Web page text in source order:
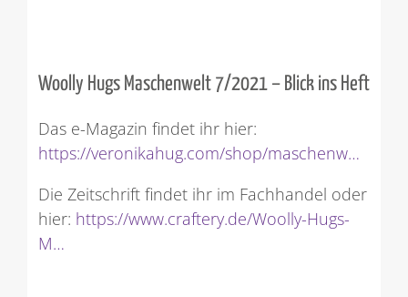
Woolly Hugs Maschenwelt 7/2021 – Blick ins Heft
Das e-Magazin findet ihr hier:
https://veronikahug.com/shop/maschenw…
Die Zeitschrift findet ihr im Fachhandel oder
hier: https://www.craftery.de/Woolly-Hugs-
M…